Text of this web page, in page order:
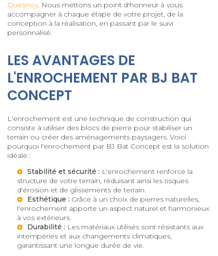
Quesnoy. Nous mettons un point d'honneur à vous
accompagner à chaque étape de votre projet, de la
conception à la réalisation, en passant par le suivi
personnalisé.
LES AVANTAGES DE
L'ENROCHEMENT PAR BJ BAT
CONCEPT
L'enrochement est une technique de construction qui
consiste à utiliser des blocs de pierre pour stabiliser un
terrain ou créer des aménagements paysagers. Voici
pourquoi l'enrochement par BJ Bat Concept est la solution
idéale :
Stabilité et sécurité : L'enrochement renforce la
structure de votre terrain, réduisant ainsi les risques
d'érosion et de glissements de terrain.
Esthétique : Grâce à un choix de pierres naturelles,
l'enrochement apporte un aspect naturel et harmonieux
à vos extérieurs.
Durabilité : Les matériaux utilisés sont résistants aux
intempéries et aux changements climatiques,
garantissant une longue durée de vie.